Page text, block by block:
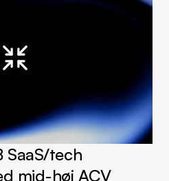
SaaS/tech
mid-høj ACV